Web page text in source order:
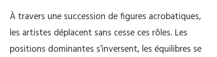
À travers une succession de figures acrobatiques,
les artistes déplacent sans cesse ces rôles. Les
positions dominantes s’inversent, les équilibres se